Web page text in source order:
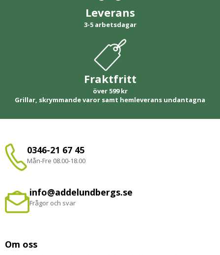
Leverans
3-5 arbetsdagar
Fraktfritt
över 599 kr
Grillar, skrymmande varor samt hemleverans undantagna
0346-21 67 45
Mån-Fre 08.00-18.00
info@addelundbergs.se
Frågor och svar
Om oss